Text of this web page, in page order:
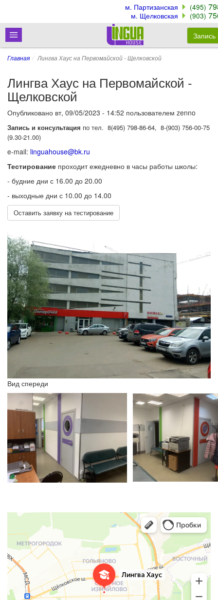
Главная Лингва Хаус на Первомайской - Щелковской
Лингва Хаус на Первомайской -
Щелковской
Опубликовано вт, 09/05/2023 - 14:52 пользователем zenno
Запись и консультация по тел. 8(495) 798-86-64, 8-(903) 756-00-75
(9.30-21.00)
e-mail: linguahouse@bk.ru
Тестирование проходит ежедневно в часы работы школы:
- будние дни с 16.00 до 20.00
- выходные дни с 10.00 до 14.00
Оставить заявку на тестирование
Вид спереди
м. Партизанская (495)
м. Щелковская (903)